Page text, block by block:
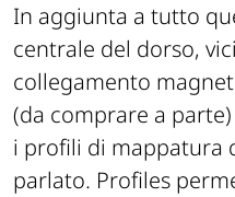
In aggiunta a tutto
centrale del dorso,
collegamento
(da comprare a
i profili di mappatura
parlato. Profiles